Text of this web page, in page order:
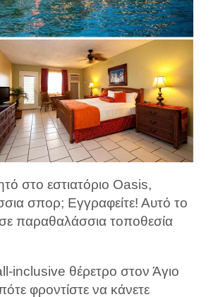
στο εστιατόριο Oasis,
σπορ; Εγγραφείτε! Αυτό το
παραθαλάσσια τοποθεσία
inclusive θέρετρο στον Άγιο
φροντίστε να κάνετε